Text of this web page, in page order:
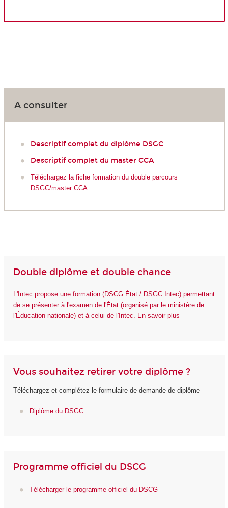
A consulter
Descriptif complet du diplôme DSGC
Descriptif complet du master CCA
Téléchargez la fiche formation du double parcours
DSGC/master CCA
Double diplôme et double chance
L'Intec propose une formation (DSCG État / DSGC Intec) permettant
de se présenter à l'examen de l'État (organisé par le ministère de
l'Éducation nationale) et à celui de l'Intec. En savoir plus
Vous souhaitez retirer votre diplôme ?
Téléchargez et complétez le formulaire de demande de diplôme
Diplôme du DSGC
Programme officiel du DSCG
Télécharger le programme officiel du DSCG